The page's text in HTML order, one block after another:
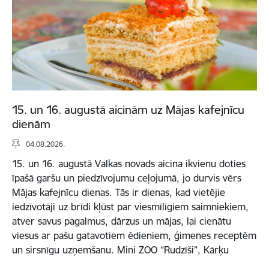
15. un 16. augustā aicinām uz Mājas kafejnīcu
dienām
04.08.2026.
15. un 16. augustā Valkas novads aicina ikvienu doties
īpašā garšu un piedzīvojumu ceļojumā, jo durvis vērs
Mājas kafejnīcu dienas. Tās ir dienas, kad vietējie
iedzīvotāji uz brīdi kļūst par viesmīlīgiem saimniekiem,
atver savus pagalmus, dārzus un mājas, lai cienātu
viesus ar pašu gatavotiem ēdieniem, ģimenes receptēm
un sirsnīgu uzņemšanu. Mini ZOO “Rudzīši”, Kārķu